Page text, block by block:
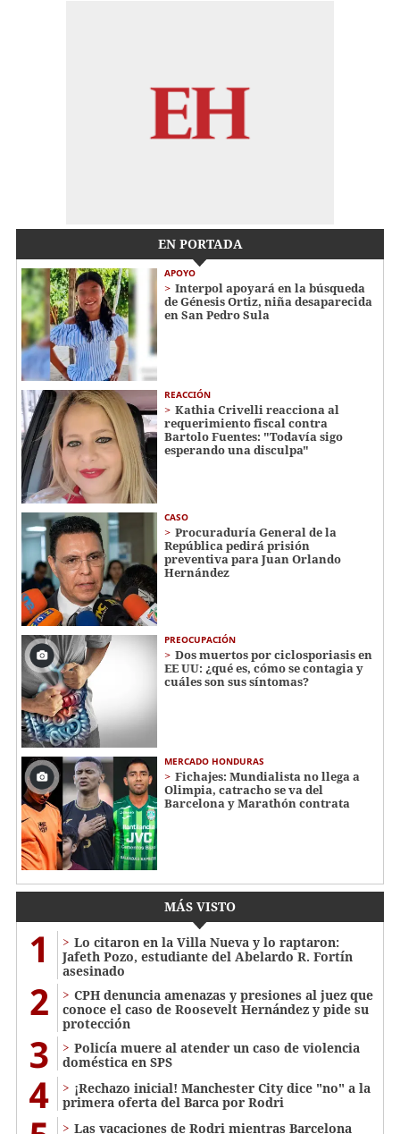
EN PORTADA
APOYO
Interpol apoyará en la búsqueda
de Génesis Ortiz, niña desaparecida
en San Pedro Sula
REACCIÓN
Kathia Crivelli reacciona al
requerimiento fiscal contra
Bartolo Fuentes: "Todavía sigo
esperando una disculpa"
CASO
Procuraduría General de la
República pedirá prisión
preventiva para Juan Orlando
Hernández
PREOCUPACIÓN
Dos muertos por ciclosporiasis en
EE UU: ¿qué es, cómo se contagia y
cuáles son sus síntomas?
MERCADO HONDURAS
Fichajes: Mundialista no llega a
Olimpia, catracho se va del
Barcelona y Marathón contrata
MÁS VISTO
1
Lo citaron en la Villa Nueva y lo raptaron:
Jafeth Pozo, estudiante del Abelardo R. Fortín
asesinado
2
CPH denuncia amenazas y presiones al juez que
conoce el caso de Roosevelt Hernández y pide su
protección
3
Policía muere al atender un caso de violencia
doméstica en SPS
4
¡Rechazo inicial! Manchester City dice "no" a la
primera oferta del Barca por Rodri
Las vacaciones de Rodri mientras Barcelona